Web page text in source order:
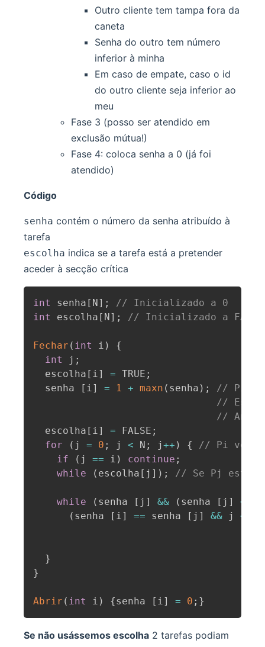
Outro cliente tem tampa fora da
caneta
Senha do outro tem número
inferior à minha
Em caso de empate, caso o id
do outro cliente seja inferior ao
meu
Fase 3 (posso ser atendido em
exclusão mútua!)
Fase 4: coloca senha a 0 (já foi
atendido)
Código
senha contém o número da senha atribuído à
tarefa
escolha indica se a tarefa está a pretender
aceder à secção crítica
int senha [ N ] ;
// Inicializado a 0
int
escolha [ N ] ; // Inicializado a FALSE
Fechar ( int i )
{
int
j ;
  escolha
[ i] = TRUE ;
  senha
[ i] = 1 + maxn ( senha ) ;
// Pi
//
//
  escolha
[ i] = FALSE ;
for
( j = 0 ; j < N ; j ++ ) {
// Pi
if
( j == i ) continue ;
while
( escolha [ j ] ) ; // Se Pj estiver
while ( senha [ j ] && ( senha [ j ] <
( senha [ i] == senha [ j ] && j <
}
}
Abrir ( int i ) {senha [ i] = 0 ; }
Se não usássemos escolha 2 tarefas podiam